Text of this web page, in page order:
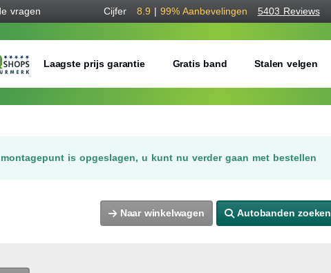
vragen Cijfer 8.9 | 99% Aanbevelingen 5403 Reviews
Laagste prijs garantie Gratis band Stalen velgen
is opgeslagen, u kunt nu verder gaan met bestellen
Naar winkelwagen Autobanden zoeken